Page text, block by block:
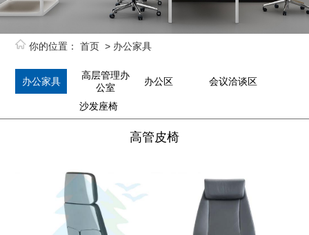
你的位置： 首页 > 办公家具
办公家具
高层管理办
公室
办公区 会议洽谈区
沙发座椅
高管皮椅